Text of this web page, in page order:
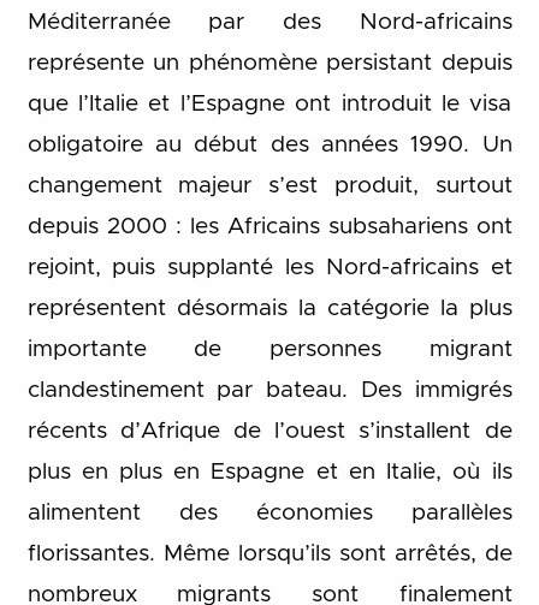
Méditerranée par des Nord-africains
représente un phénomène persistant depuis
que l’Italie et l’Espagne ont introduit le visa
obligatoire au début des années 1990. Un
changement majeur s’est produit, surtout
depuis 2000 : les Africains subsahariens ont
rejoint, puis supplanté les Nord-africains et
représentent désormais la catégorie la plus
importante de personnes migrant
clandestinement par bateau. Des immigrés
récents d’Afrique de l’ouest s’installent de
plus en plus en Espagne et en Italie, où ils
alimentent des économies parallèles
florissantes. Même lorsqu’ils sont arrêtés, de
nombreux migrants sont finalement